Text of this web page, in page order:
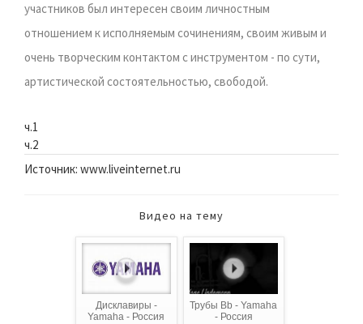
участников был интересен своим личностным
отношением к исполняемым сочинениям, своим живым и
очень творческим контактом с инструментом - по сути,
артистической состоятельностью, свободой.
ч.1
ч.2
Источник: www.liveinternet.ru
Видео на тему
Дисклавиры -
Yamaha - Россия
Трубы Bb - Yamaha
- Россия